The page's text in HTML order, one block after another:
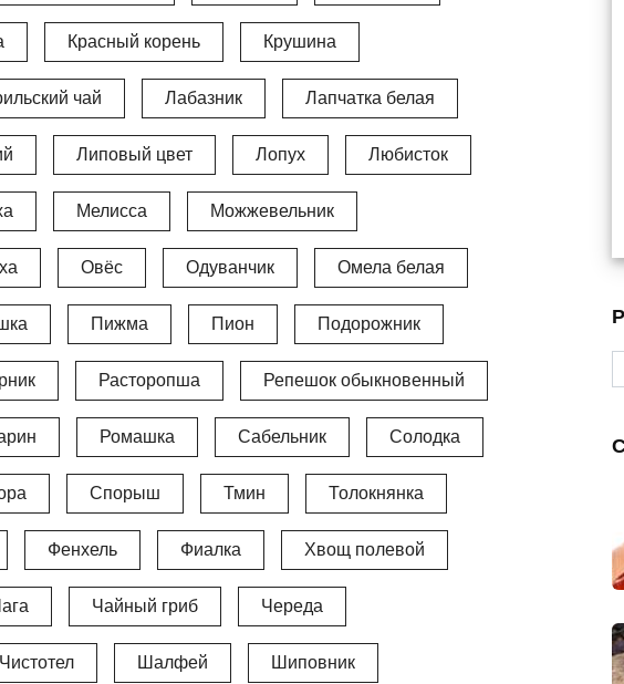
Красный корень Крушина
чай Лабазник Лапчатка белая
Липовый цвет Лопух Любисток
Мелисса Можжевельник
Овёс Одуванчик Омела белая
Пижма Пион Подорожник
Расторопша Репешок обыкновенный
Ромашка Сабельник Солодка
Спорыш Тмин Толокнянка
Фенхель Фиалка Хвощ полевой
Чайный гриб Череда
Чистотел Шалфей Шиповник